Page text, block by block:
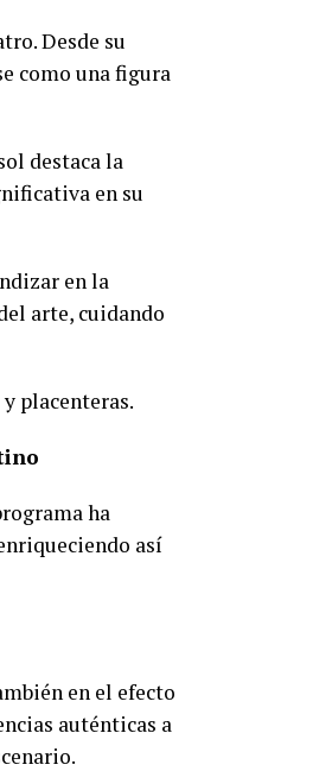
Desde su
como una figura
destaca la
en su
en la
arte, cuidando
placenteras.
ha
así
en el efecto
auténticas a